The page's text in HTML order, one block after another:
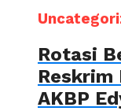
Rotasi
Reskrim
AKBP